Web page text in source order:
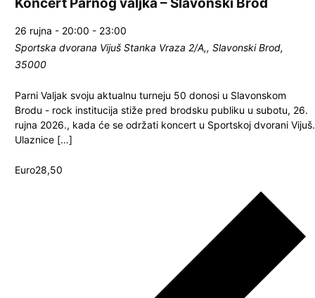
Koncert Parnog valjka – Slavonski Brod
26 rujna - 20:00 - 23:00
Sportska dvorana Vijuš Stanka Vraza 2/A,, Slavonski Brod,
35000
Parni Valjak svoju aktualnu turneju 50 donosi u Slavonskom
Brodu - rock institucija stiže pred brodsku publiku u subotu, 26.
rujna 2026., kada će se održati koncert u Sportskoj dvorani Vijuš.
Ulaznice […]
Euro28,50